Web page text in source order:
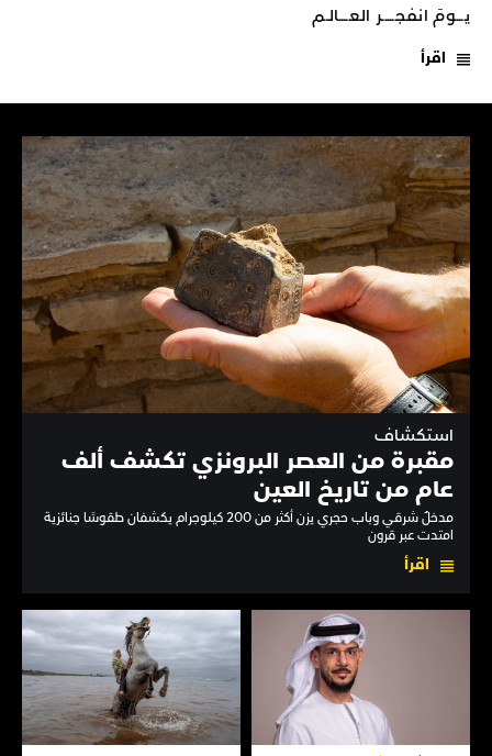
يـــومَ انفجـــــر العــــالـم
اقرأ
استكشاف
مقبرة من العصر البرونزي تكشف ألف
عام من تاريخ العين
مدخلٌ شرقي وباب حجري يزن أكثر من 200 كيلوجرام يكشفان طقوسًا جنائزية
امتدت عبر قرون
اقرأ